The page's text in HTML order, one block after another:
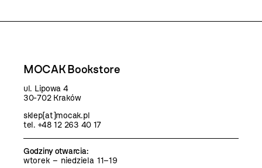
MOCAK Bookstore
ul. Lipowa 4
30-702 Kraków
sklep[at]mocak.pl
tel. +48 12 263 40 17
Godziny otwarcia:
wtorek – niedziela 11–19